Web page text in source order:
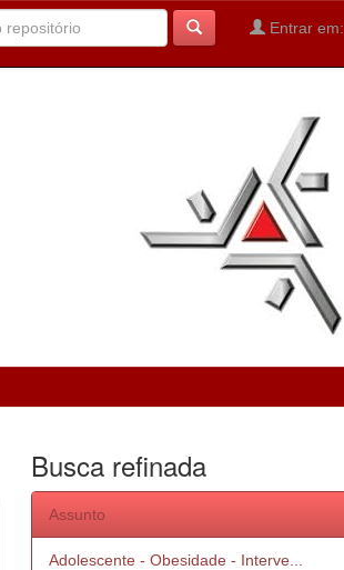
Entrar em:
Busca refinada
Assunto
Adolescente - Obesidade - Interve...